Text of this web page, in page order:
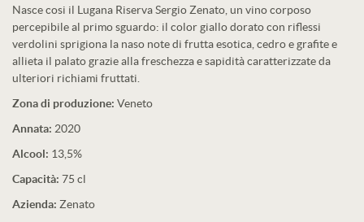
Nasce cosi il Lugana Riserva Sergio Zenato, un vino corposo
percepibile al primo sguardo: il color giallo dorato con riflessi
verdolini sprigiona la naso note di frutta esotica, cedro e grafite e
allieta il palato grazie alla freschezza e sapidità caratterizzate da
ulteriori richiami fruttati.
Zona di produzione: Veneto
Annata: 2020
Alcool: 13,5%
Capacità: 75 cl
Azienda: Zenato